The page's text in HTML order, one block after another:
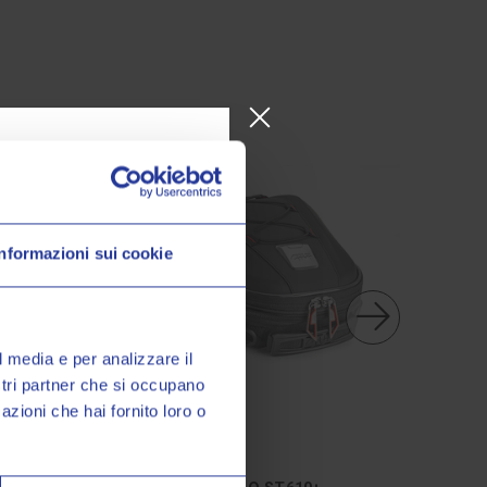
sui cookie
e per analizzare il
partner che si occupano
che hai fornito loro o
Valeri Sport